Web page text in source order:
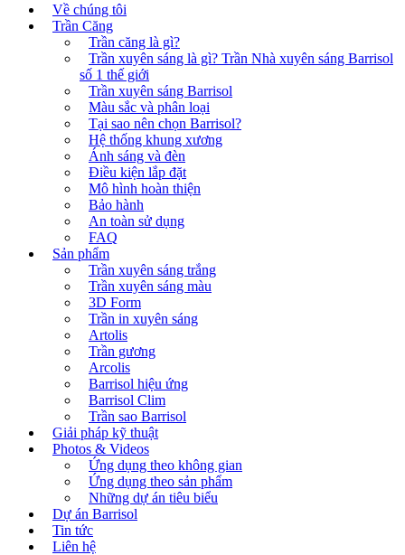
Về chúng tôi
Trần Căng
Trần căng là gì?
Trần xuyên sáng là gì? Trần Nhà xuyên sáng Barrisol
số 1 thế giới
Trần xuyên sáng Barrisol
Màu sắc và phân loại
Tại sao nên chọn Barrisol?
Hệ thống khung xương
Ánh sáng và đèn
Điều kiện lắp đặt
Mô hình hoàn thiện
Bảo hành
An toàn sử dụng
FAQ
Sản phẩm
Trần xuyên sáng trắng
Trần xuyên sáng màu
3D Form
Trần in xuyên sáng
Artolis
Trần gương
Arcolis
Barrisol hiệu ứng
Barrisol Clim
Trần sao Barrisol
Giải pháp kỹ thuật
Photos & Videos
Ứng dụng theo không gian
Ứng dụng theo sản phẩm
Những dự án tiêu biểu
Dự án Barrisol
Tin tức
Liên hệ